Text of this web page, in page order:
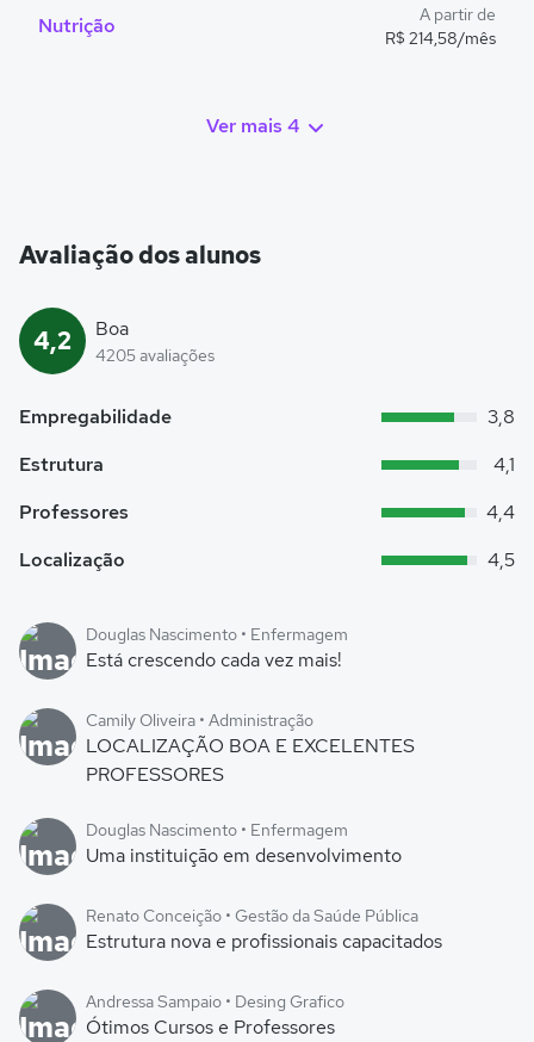
Nutrição
A partir de
R$ 214,58/mês
Ver mais 4
Avaliação dos alunos
4,2 Boa
4205 avaliações
Empregabilidade
3,8
Estrutura
4,1
Professores
4,4
Localização
4,5
Douglas Nascimento • Enfermagem
Está crescendo cada vez mais!
Camily Oliveira • Administração
LOCALIZAÇÃO BOA E EXCELENTES
PROFESSORES
Douglas Nascimento • Enfermagem
Uma instituição em desenvolvimento
Renato Conceição • Gestão da Saúde Pública
Estrutura nova e profissionais capacitados
Andressa Sampaio • Desing Grafico
Ótimos Cursos e Professores